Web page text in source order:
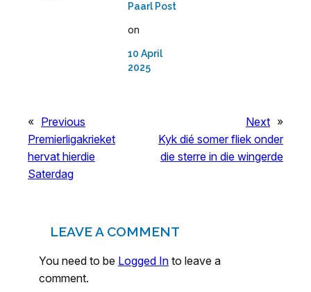
Paarl Post
on
10 April
2025
« Previous
Premierligakrieket
hervat hierdie
Saterdag
Next »
Kyk dié somer fliek onder
die sterre in die wingerde
LEAVE A COMMENT
You need to be Logged In to leave a
comment.